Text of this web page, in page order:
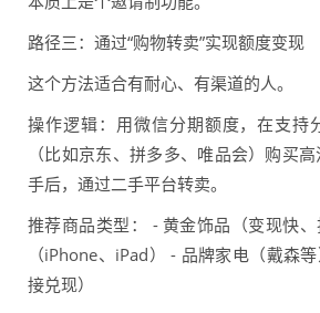
路径三：通过“购物转卖”实现额度变现
这个方法适合有耐心、有渠道的人。
操作逻辑：用微信分期额度，在支持
（比如京东、拼多多、唯品会）购买
手后，通过二手平台转卖。
推荐商品类型： - 黄金饰品（变现快
（iPhone、iPad） - 品牌家电（戴森
接兑现）